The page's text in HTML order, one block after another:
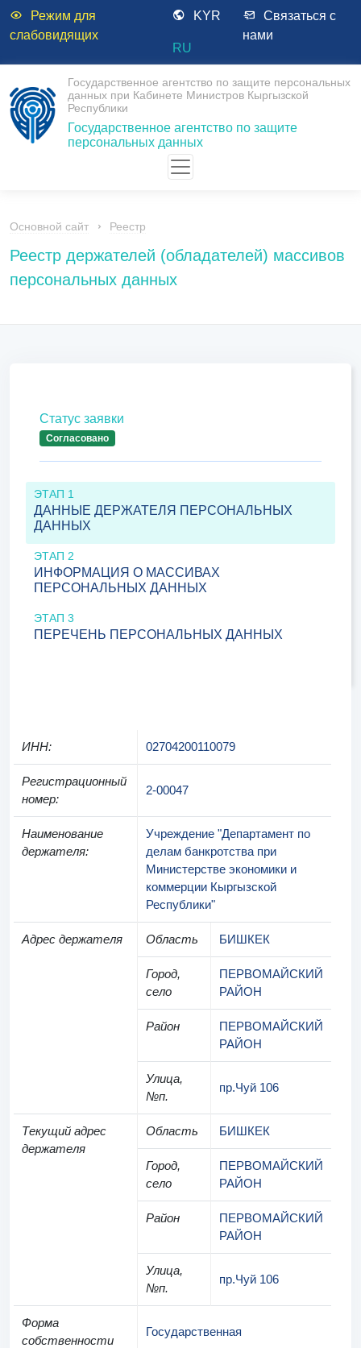
Режим для
слабовидящих
KYR
RU
Связаться с
нами
Государственное агентство по защите персональных
данных при Кабинете Министров Кыргызской
Республики
Государственное агентство по защите
персональных данных
Основной сайт Реестр
Реестр держателей (обладателей) массивов
персональных данных
Статус заявки
Согласовано
ЭТАП 1
ДАННЫЕ ДЕРЖАТЕЛЯ ПЕРСОНАЛЬНЫХ
ДАННЫХ
ЭТАП 2
ИНФОРМАЦИЯ О МАССИВАХ
ПЕРСОНАЛЬНЫХ ДАННЫХ
ЭТАП 3
ПЕРЕЧЕНЬ ПЕРСОНАЛЬНЫХ ДАННЫХ
ИНН: 02704200110079
Регистрационный
номер:
2-00047
Наименование
держателя:
Учреждение "Департамент по
делам банкротства при
Министерстве экономики и
коммерции Кыргызской
Республики"
Адрес держателя Область БИШКЕК
Город,
село
ПЕРВОМАЙСКИЙ
РАЙОН
Район
ПЕРВОМАЙСКИЙ
РАЙОН
Улица,
№п.
пр.Чуй 106
Текущий адрес
держателя
Область БИШКЕК
Город,
село
ПЕРВОМАЙСКИЙ
РАЙОН
Район
ПЕРВОМАЙСКИЙ
РАЙОН
Улица,
№п.
пр.Чуй 106
Форма
собственности
Государственная